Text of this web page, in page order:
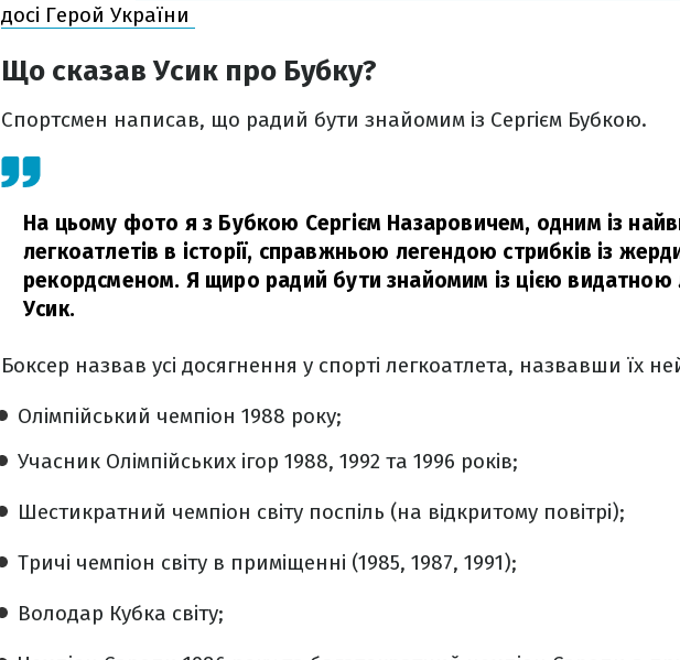
досі Герой України
Що сказав Усик про Бубку?
Спортсмен написав, що радий бути знайомим із Сергієм Бубкою.
На цьому фото я з Бубкою Сергієм Назаровичем, одним із
легкоатлетів в історії, справжньою легендою стрибків із
рекордсменом. Я щиро радий бути знайомим із цією
Усик.
Боксер назвав усі досягнення у спорті легкоатлета, назвавши їх
Олімпійський чемпіон 1988 року;
Учасник Олімпійських ігор 1988, 1992 та 1996 років;
Шестикратний чемпіон світу поспіль (на відкритому повітрі);
Тричі чемпіон світу в приміщенні (1985, 1987, 1991);
Володар Кубка світу;